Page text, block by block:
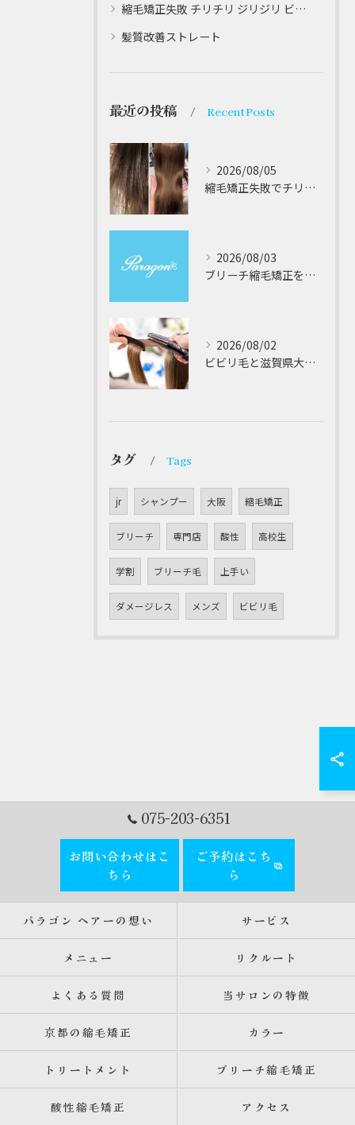
縮毛矯正失敗 チリチリ ジリジリ ビビり直し専門
髪質改善ストレート
最近の投稿 Recent Posts
2026/08/05
縮毛矯正失敗でチリチリジリジリの髪をビビり直し専門が丁寧に修復する方法解説
2026/08/03
ブリーチ縮毛矯正を安全に受けるための大阪府対応サロン選びと髪質改善のポイント
2026/08/02
ビビリ毛と滋賀県大津市での他店縮毛矯正失敗をパラゴンヘアーが修復する徹底ガイド
タグ Tags
jr シャンプー 大阪 縮毛矯正
ブリーチ 専門店 酸性 高校生
学割 ブリーチ毛 上手い
ダメージレス メンズ ビビリ毛
075-203-6351
お問い合わせはこ
ちら
ご予約はこち
ら
パラゴン ヘアーの想い サービス
メニュー リクルート
よくある質問 当サロンの特徴
京都の縮毛矯正 カラー
トリートメント ブリーチ縮毛矯正
酸性縮毛矯正 アクセス